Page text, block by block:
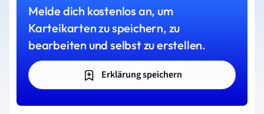
Melde dich kostenlos an, um
Karteikarten zu speichern, zu
bearbeiten und selbst zu erstellen.
Erklärung speichern